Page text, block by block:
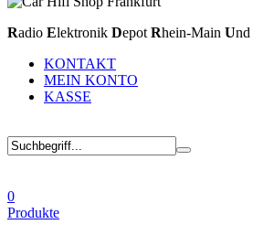
Radio Elektronik Depot Rhein-Main Und
KONTAKT
MEIN KONTO
KASSE
0
Produkte